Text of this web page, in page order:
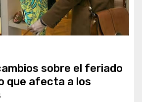
sobre el feriado
que afecta a los